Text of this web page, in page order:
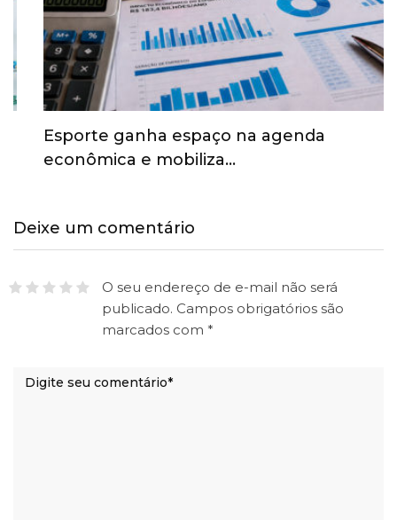
Esporte ganha espaço na agenda
econômica e mobiliza…
Deixe um comentário
O seu endereço de e-mail não será
publicado. Campos obrigatórios são
marcados com *